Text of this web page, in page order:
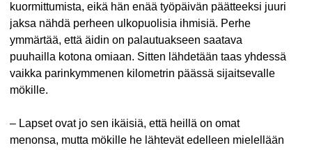
kuormittumista, eikä hän enää työpäivän päätteeksi juuri
jaksa nähdä perheen ulkopuolisia ihmisiä. Perhe
ymmärtää, että äidin on palautuakseen saatava
puuhailla kotona omiaan. Sitten lähdetään taas yhdessä
vaikka parinkymmenen kilometrin päässä sijaitsevalle
mökille.
– Lapset ovat jo sen ikäisiä, että heillä on omat
menonsa, mutta mökille he lähtevät edelleen mielellään